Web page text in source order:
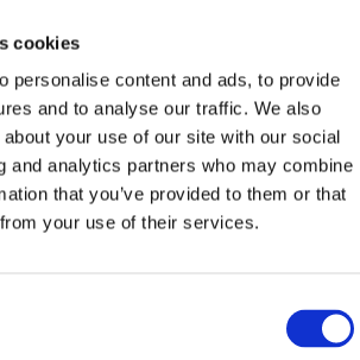
cookies
personalise content and ads, to provide
and to analyse our traffic. We also
your use of our site with our social
and analytics partners who may combine
that you’ve provided to them or that
your use of their services.
PADI et des cours pour
anglais, néerlandais, allemand et
MIHURIĆ